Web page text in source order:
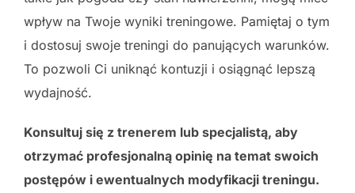
wpływ na Twoje wyniki treningowe. Pamiętaj o tym
i dostosuj swoje treningi do panujących warunków.
To pozwoli Ci uniknąć kontuzji i osiągnąć lepszą
wydajność.
Konsultuj się z trenerem lub specjalistą, aby
otrzymać profesjonalną opinię na temat swoich
postępów i ewentualnych modyfikacji treningu.